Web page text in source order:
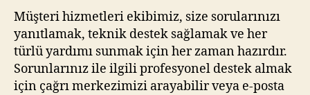
Müşteri hizmetleri ekibimiz, size sorularınızı
yanıtlamak, teknik destek sağlamak ve her
türlü yardımı sunmak için her zaman hazırdır.
Sorunlarınız ile ilgili profesyonel destek almak
için çağrı merkezimizi arayabilir veya e-posta